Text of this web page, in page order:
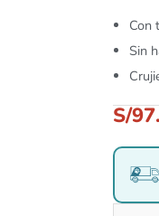
Con
Sin
S/